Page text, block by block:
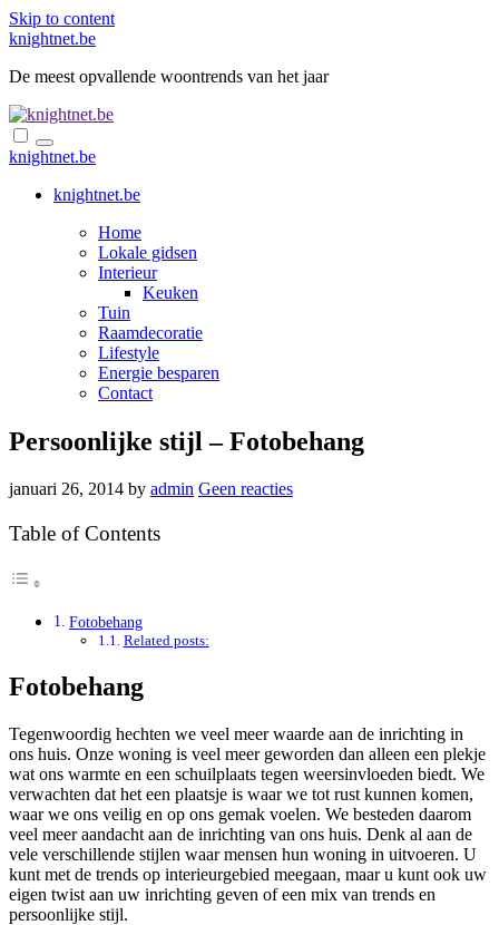
Skip to content
knightnet.be
De meest opvallende woontrends van het jaar
knightnet.be
knightnet.be
Home
Lokale gidsen
Interieur
Keuken
Tuin
Raamdecoratie
Lifestyle
Energie besparen
Contact
Persoonlijke stijl – Fotobehang
januari 26, 2014 by admin Geen reacties
Table of Contents
Fotobehang
Related posts:
Fotobehang
Tegenwoordig hechten we veel meer waarde aan de inrichting in
ons huis. Onze woning is veel meer geworden dan alleen een plekje
wat ons warmte en een schuilplaats tegen weersinvloeden biedt. We
verwachten dat het een plaatsje is waar we tot rust kunnen komen,
waar we ons veilig en op ons gemak voelen. We besteden daarom
veel meer aandacht aan de inrichting van ons huis. Denk al aan de
vele verschillende stijlen waar mensen hun woning in uitvoeren. U
kunt met de trends op interieurgebied meegaan, maar u kunt ook uw
eigen twist aan uw inrichting geven of een mix van trends en
persoonlijke stijl.